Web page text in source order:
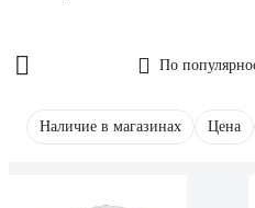
По
Наличие в магазинах Цена